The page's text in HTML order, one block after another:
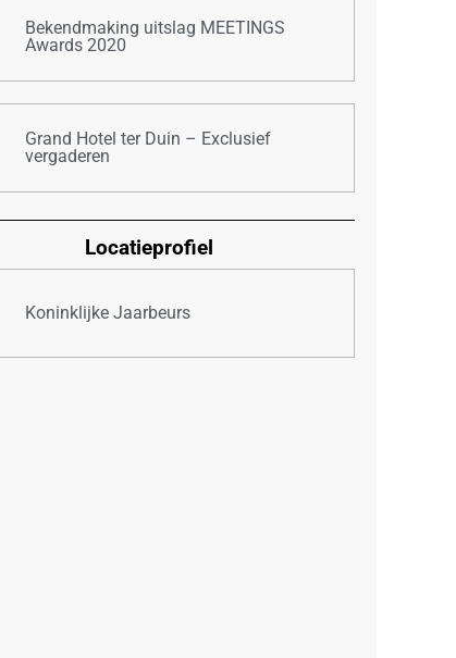
Bekendmaking uitslag MEETINGS
Awards 2020
Grand Hotel ter Duin – Exclusief
vergaderen
Locatieprofiel
Koninklijke Jaarbeurs